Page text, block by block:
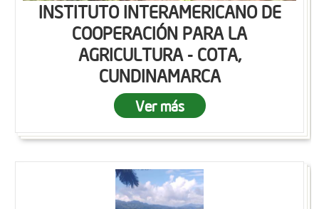
INSTITUTO INTERAMERICANO DE
COOPERACIÓN PARA LA
AGRICULTURA - COTA,
CUNDINAMARCA
Ver más